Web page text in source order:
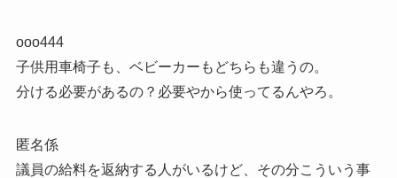
ooo444
子供用車椅子も、ベビーカーもどちらも違うの。
分ける必要があるの？必要やから使ってるんやろ。
匿名係
議員の給料を返納する人がいるけど、その分こういう事